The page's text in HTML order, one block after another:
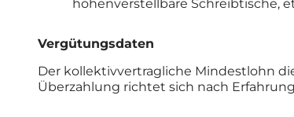
höhenverstellbare Schreibtische,
Vergütungsdaten
Der kollektivvertragliche Mindestlohn
Überzahlung richtet sich nach